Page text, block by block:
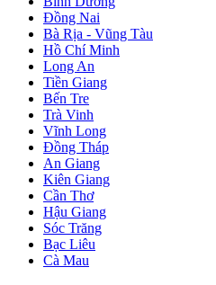
Đồng Nai
Bà Rịa - Vũng Tàu
Hồ Chí Minh
Long An
Tiền Giang
Bến Tre
Trà Vinh
Vĩnh Long
Đồng Tháp
An Giang
Kiên Giang
Cần Thơ
Hậu Giang
Sóc Trăng
Bạc Liêu
Cà Mau